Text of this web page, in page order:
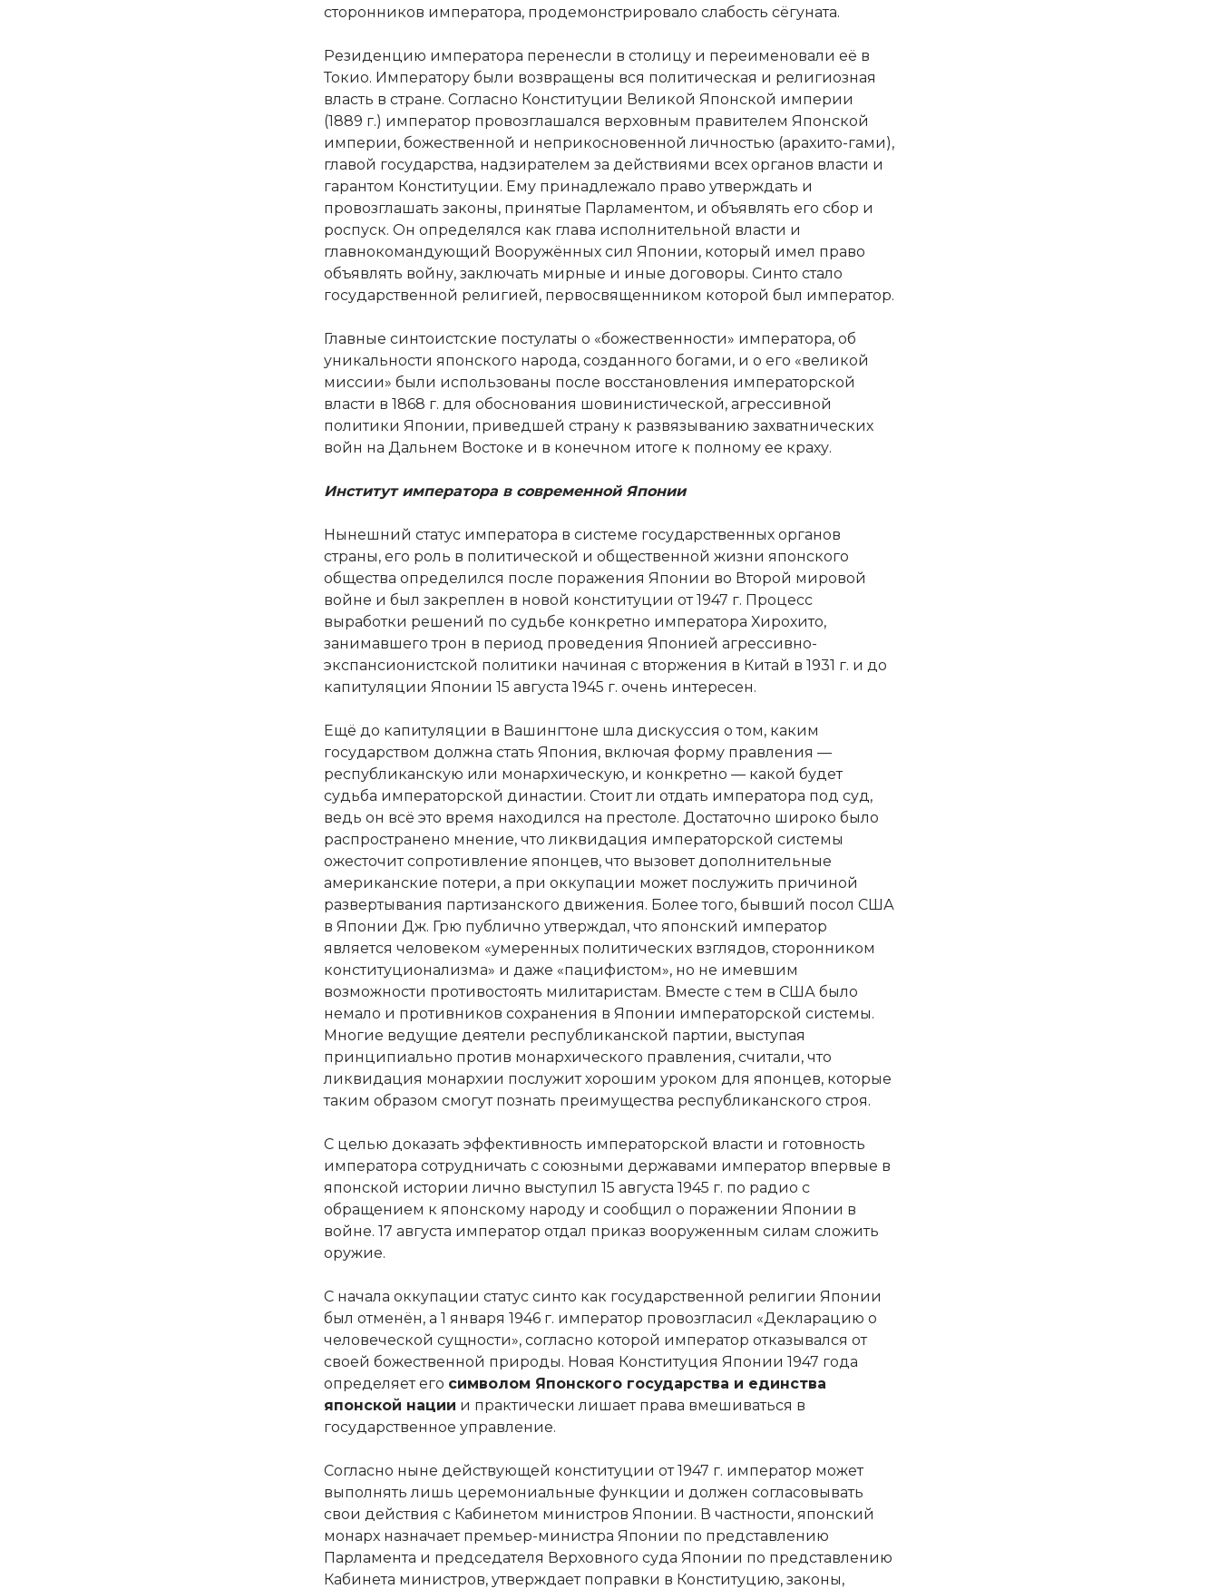
сторонников императора, продемонстрировало слабость сёгуната.
Резиденцию императора перенесли в столицу и переименовали её в
Токио. Императору были возвращены вся политическая и религиозная
власть в стране. Согласно Конституции Великой Японской империи
(1889 г.) император провозглашался верховным правителем Японской
империи, божественной и неприкосновенной личностью (арахито-гами),
главой государства, надзирателем за действиями всех органов власти и
гарантом Конституции. Ему принадлежало право утверждать и
провозглашать законы, принятые Парламентом, и объявлять его сбор и
роспуск. Он определялся как глава исполнительной власти и
главнокомандующий Вооружённых сил Японии, который имел право
объявлять войну, заключать мирные и иные договоры. Синто стало
государственной религией, первосвященником которой был император.
Главные синтоистские постулаты о «божественности» императора, об
уникальности японского народа, созданного богами, и о его «великой
миссии» были использованы после восстановления императорской
власти в 1868 г. для обоснования шовинистической, агрессивной
политики Японии, приведшей страну к развязыванию захватнических
войн на Дальнем Востоке и в конечном итоге к полному ее краху.
Институт императора в современной Японии
Нынешний статус императора в системе государственных органов
страны, его роль в политической и общественной жизни японского
общества определился после поражения Японии во Второй мировой
войне и был закреплен в новой конституции от 1947 г. Процесс
выработки решений по судьбе конкретно императора Хирохито,
занимавшего трон в период проведения Японией агрессивно-
экспансионистской политики начиная с вторжения в Китай в 1931 г. и до
капитуляции Японии 15 августа 1945 г. очень интересен.
Ещё до капитуляции в Вашингтоне шла дискуссия о том, каким
государством должна стать Япония, включая форму правления —
республиканскую или монархическую, и конкретно — какой будет
судьба императорской династии. Стоит ли отдать императора под суд,
ведь он всё это время находился на престоле. Достаточно широко было
распространено мнение, что ликвидация императорской системы
ожесточит сопротивление японцев, что вызовет дополнительные
американские потери, а при оккупации может послужить причиной
развертывания партизанского движения. Более того, бывший посол США
в Японии Дж. Грю публично утверждал, что японский император
является человеком «умеренных политических взглядов, сторонником
конституционализма» и даже «пацифистом», но не имевшим
возможности противостоять милитаристам. Вместе с тем в США было
немало и противников сохранения в Японии императорской системы.
Многие ведущие деятели республиканской партии, выступая
принципиально против монархического правления, считали, что
ликвидация монархии послужит хорошим уроком для японцев, которые
таким образом смогут познать преимущества республиканского строя.
С целью доказать эффективность императорской власти и готовность
императора сотрудничать с союзными державами император впервые в
японской истории лично выступил 15 августа 1945 г. по радио с
обращением к японскому народу и сообщил о поражении Японии в
войне. 17 августа император отдал приказ вооруженным силам сложить
оружие.
С начала оккупации статус синто как государственной религии Японии
был отменён, а 1 января 1946 г. император провозгласил «Декларацию о
человеческой сущности», согласно которой император отказывался от
своей божественной природы. Новая Конституция Японии 1947 года
определяет его символом Японского государства и единства
японской нации и практически лишает права вмешиваться в
государственное управление.
Согласно ныне действующей конституции от 1947 г. император может
выполнять лишь церемониальные функции и должен согласовывать
свои действия с Кабинетом министров Японии. В частности, японский
монарх назначает премьер-министра Японии по представлению
Парламента и председателя Верховного суда Японии по представлению
Кабинета министров, утверждает поправки в Конституцию, законы,